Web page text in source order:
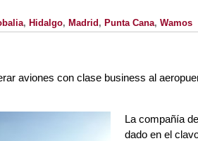
, Hidalgo, Madrid , Punta Cana, Wamos
aviones con clase business al
La compañía
dado en el